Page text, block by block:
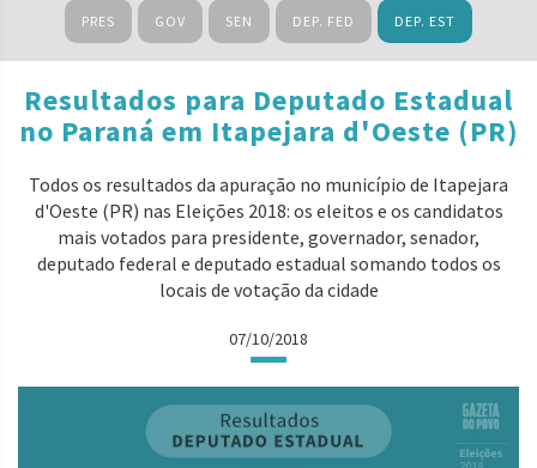
PRES GOV SEN DEP. FED DEP. EST
Resultados para Deputado Estadual
no Paraná em Itapejara d'Oeste (PR)
Todos os resultados da apuração no município de Itapejara
d'Oeste (PR) nas Eleições 2018: os eleitos e os candidatos
mais votados para presidente, governador, senador,
deputado federal e deputado estadual somando todos os
locais de votação da cidade
07/10/2018